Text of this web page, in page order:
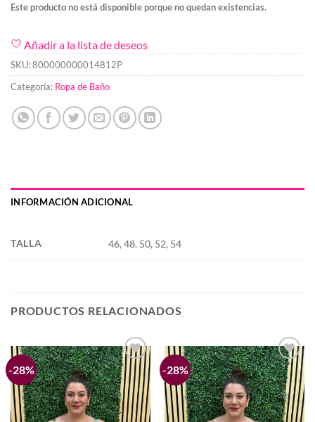
Este producto no está disponible porque no quedan existencias.
Añadir a la lista de deseos
SKU:800000000014812P
Categoría: Ropa de Baño
INFORMACIÓN ADICIONAL
TALLA 46, 48, 50, 52, 54
PRODUCTOS RELACIONADOS
-28%
Añadir
a la
lista de
deseos
-28%
Añadir
a la
lista de
deseos